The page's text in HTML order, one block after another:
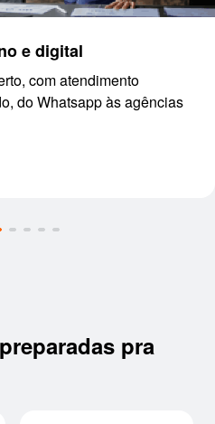
e digital
do Whatsapp às agências